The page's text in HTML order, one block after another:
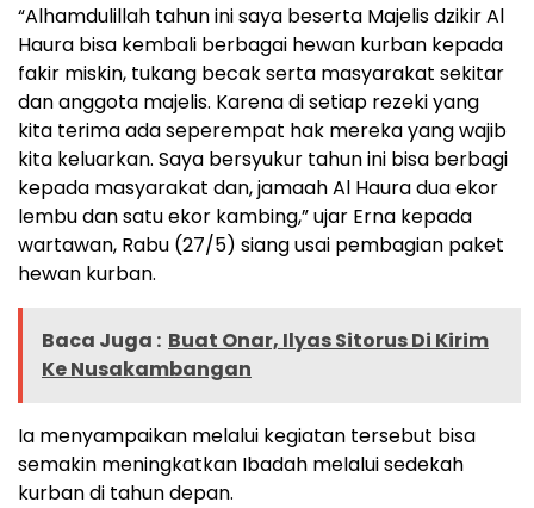
“Alhamdulillah tahun ini saya beserta Majelis dzikir Al
Haura bisa kembali berbagai hewan kurban kepada
fakir miskin, tukang becak serta masyarakat sekitar
dan anggota majelis. Karena di setiap rezeki yang
kita terima ada seperempat hak mereka yang wajib
kita keluarkan. Saya bersyukur tahun ini bisa berbagi
kepada masyarakat dan, jamaah Al Haura dua ekor
lembu dan satu ekor kambing,” ujar Erna kepada
wartawan, Rabu (27/5) siang usai pembagian paket
hewan kurban.
Baca Juga : Buat Onar, Ilyas Sitorus Di Kirim
Ke Nusakambangan
Ia menyampaikan melalui kegiatan tersebut bisa
semakin meningkatkan Ibadah melalui sedekah
kurban di tahun depan.